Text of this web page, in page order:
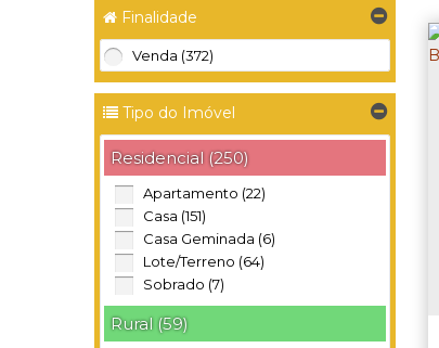
Finalidade
Venda (372)
Tipo do Imóvel
Residencial (250)
Apartamento (22)
Casa (151)
Casa Geminada (6)
Lote/Terreno (64)
Sobrado (7)
Rural (59)